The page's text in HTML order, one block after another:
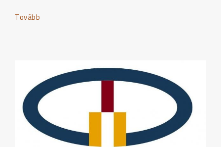
Tovább
„NEW
BEGINNING.
NEW
VISION.
NEW
CITY.”"